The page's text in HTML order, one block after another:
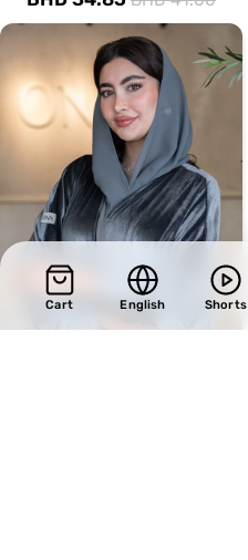
Shorts
English
Cart